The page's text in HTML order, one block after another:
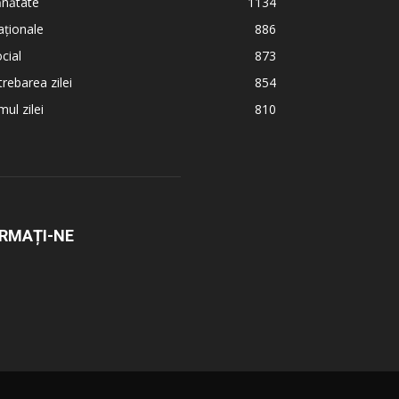
886
873
zilei
854
zilei
810
NE